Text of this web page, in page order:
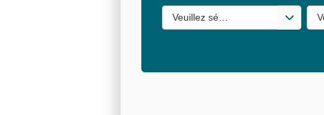
Veuillez sélectionner une ou des